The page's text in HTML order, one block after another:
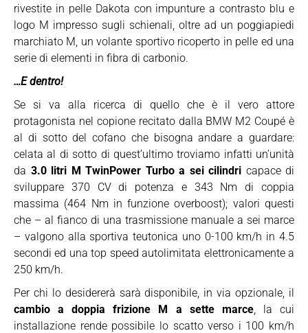
rivestite in pelle Dakota con impunture a contrasto blu e
logo M impresso sugli schienali, oltre ad un poggiapiedi
marchiato M, un volante sportivo ricoperto in pelle ed una
serie di elementi in fibra di carbonio.
…E dentro!
Se si va alla ricerca di quello che è il vero attore
protagonista nel copione recitato dalla BMW M2 Coupé è
al di sotto del cofano che bisogna andare a guardare:
celata al di sotto di quest’ultimo troviamo infatti un’unità
da 3.0 litri M TwinPower Turbo a sei cilindri capace di
sviluppare 370 CV di potenza e 343 Nm di coppia
massima (464 Nm in funzione overboost); valori questi
che – al fianco di una trasmissione manuale a sei marce
– valgono alla sportiva teutonica uno 0-100 km/h in 4.5
secondi ed una top speed autolimitata elettronicamente a
250 km/h.
Per chi lo desidererà sarà disponibile, in via opzionale, il
cambio a doppia frizione M a sette marce, la cui
installazione rende possibile lo scatto verso i 100 km/h